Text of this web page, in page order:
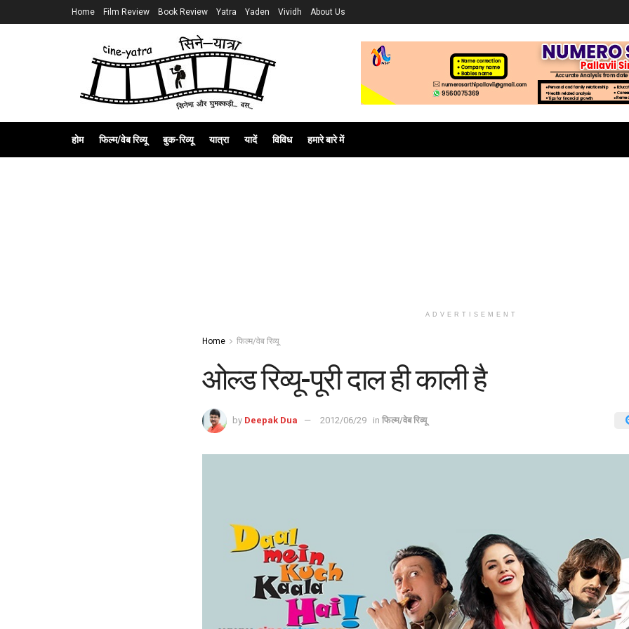
Home Film Review Book Review Yatra Yaden Vividh About Us
होम फिल्म/वेब रिव्यू बुक-रिव्यू यात्रा यादें विविध हमारे बारे में
ADVERTISEMENT
Home फिल्म/वेब रिव्यू
ओल्ड रिव्यू-पूरी दाल ही काली है
by Deepak Dua 2012/06/29 in फिल्म/वेब रिव्यू